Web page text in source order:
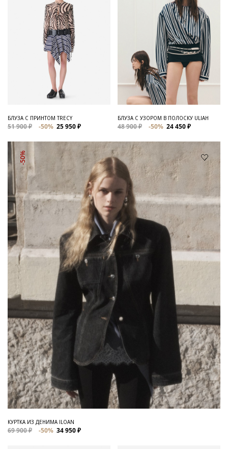
БЛУЗА С ПРИНТОМ TRECY
51 900 ₽ -50% 25 950 ₽
БЛУЗА С УЗОРОМ В ПОЛОСКУ ULIAH
48 900 ₽ -50% 24 450 ₽
-50%
КУРТКА ИЗ ДЕНИМА ILOAN
69 900 ₽ -50% 34 950 ₽